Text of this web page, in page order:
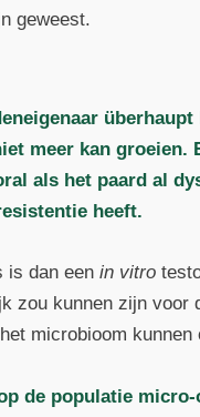
geweest.
meer kan groeien.
als het paard al
heeft.
is dan eenin vitro
zou kunnen zijn voor
microbioom
de populatie